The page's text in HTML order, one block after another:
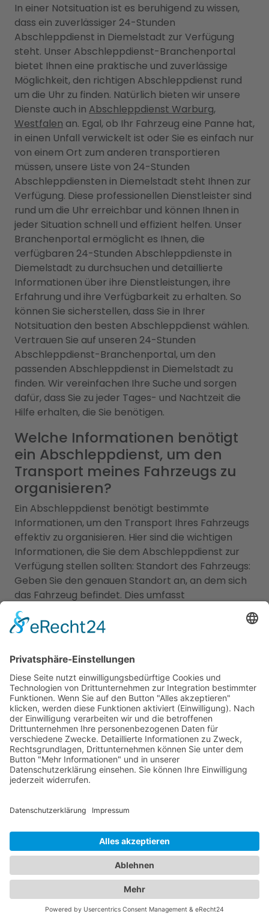
In einer Notsituation ist es beruhigend zu wissen,
dass ein zuverlässiger 24-Stunden
Abschleppdienst in Diemelstadt zur Verfügung
steht. Unser Abschleppdienst-Branchenportal
bietet Ihnen eine praktische und zuverlässige
Möglichkeit, den richtigen Abschleppdienst rund
um die Uhr zu finden. Natürlich bieten wir unsere
Dienste auch in Abschleppdienst Warburg,
Westfalen an. Egal, ob Ihr Fahrzeug eine Panne hat,
in einen Unfall verwickelt ist oder Sie es einfach nur
von einem Ort zum anderen transportieren
müssen, unsere Liste von 24-Stunden
Abschleppdiensten in Diemelstadt steht Ihnen zur
Verfügung. Diese professionellen Dienstleister sind
rund um die Uhr erreichbar und können Ihnen in
jeder Situation schnell und effizient helfen. Unser
Branchenportal ermöglicht es Ihnen, die
verfügbaren 24-Stunden Abschleppdienste in
Diemelstadt zu durchsuchen und detaillierte
Informationen über ihre Dienstleistungen, ihre
Erfahrung und ihre Verfügbarkeit zu erhalten. So
können Sie sicherstellen, dass Sie in Ihrer
Notsituation den besten Abschleppdienst wählen.
Vertrauen Sie auf unseren 24-Stunden
Abschleppdienst-Branchenportal, um den
passenden Abschleppdienst in Diemelstadt zu
finden. Wir vereinfachen Ihre Suche und sorgen
dafür, dass Sie zu jeder Tages- und Nachtzeit die
Hilfe erhalten, die Sie benötigen.
Welche Informationen benötigt
ein Abschleppdienst, um den
Transport meines Fahrzeugs zu
organisieren?
Ein Abschleppdienst benötigt bestimmte
Informationen, um den Transport Ihres Fahrzeugs
effektiv zu organisieren. Hier sind die wichtigen
Informationen, die Sie dem Abschleppdienst zur
Verfügung stellen sollten: Standort des Fahrzeugs:
Geben Sie den genauen Standort an, an dem sich
das Fahrzeug befindet. Dies umfasst
Straßenname, Hausnummer, Stadt und eventuell
spezifische Anhaltspunkte, um den
Fahrzeugtyp und Kennzeichen: Teilen Sie dem
Abschleppdienst den Fahrzeugtyp (z.B. PKW,
Motorrad, Wohnmobil) sowie das Kennzeichen mit.
Dies hilft dem Abschleppdienst, das richtige
Abschleppfahrzeug und die notwendigen
Ausrüstungen vorzubereiten. Zustand des
Fahrzeugs: Geben Sie an, ob das Fahrzeug
fahrbereit ist oder ob es nicht mehr in Betrieb
genommen werden kann. Wenn es spezielle
Anforderungen für den Transport gibt, z.B. ein
mitteilen. Zugangsinformationen: Falls das
oder es besondere Zugangsvoraussetzungen gibt
(z.B. enge Gassen, Sicherheitstore), informieren Sie
den Abschleppdienst darüber, damit er geeignete
Maßnahmen treffen kann. Kontaktinformationen:
Stellen Sie sicher, dass Sie dem Abschleppdienst
Ihre aktuellen Kontaktdaten wie Name,